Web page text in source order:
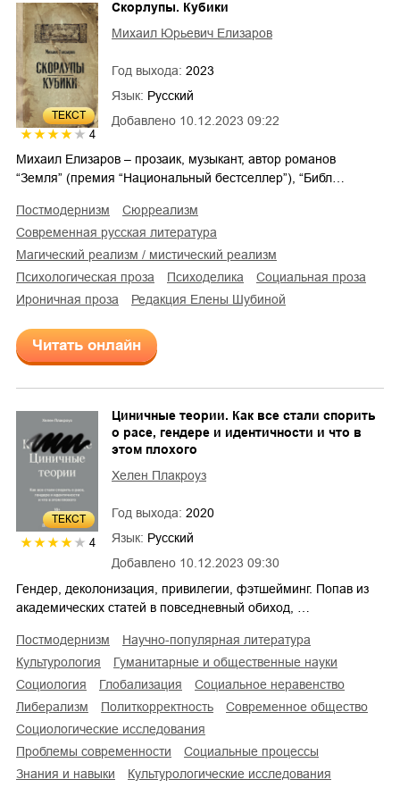
ТЕКСТ
4
Добавлено 10.12.2023 09:22
Скорлупы. Кубики
Михаил Юрьевич Елизаров
Год выхода: 2023
Язык: Русский
Михаил Елизаров – прозаик, музыкант, автор романов
“Земля” (премия “Национальный бестселлер”), “Библ…
постмодернизм
сюрреализм
современная русская литература
магический реализм / мистический реализм
психологическая проза
психоделика
социальная проза
ироничная проза
редакция Елены Шубиной
Читать онлайн
ТЕКСТ
4
Добавлено 10.12.2023 09:30
Циничные теории. Как все стали спорить
о расе, гендере и идентичности и что в
этом плохого
Хелен Плакроуз
Год выхода: 2020
Язык: Русский
Гендер, деколонизация, привилегии, фэтшейминг. Попав из
академических статей в повседневный обиход, …
постмодернизм
научно-популярная литература
культурология
гуманитарные и общественные науки
социология
глобализация
социальное неравенство
либерализм
политкорректность
современное общество
социологические исследования
проблемы современности
социальные процессы
знания и навыки
культурологические исследования